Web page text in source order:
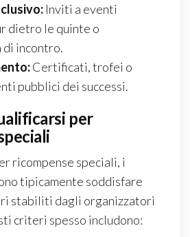
Inviti a eventi
dietro le quinte o
incontro.
Certificati, trofei o
pubblici dei successi.
per
ricompense speciali, i
tipicamente soddisfare
stabiliti dagli organizzatori
criteri spesso includono: